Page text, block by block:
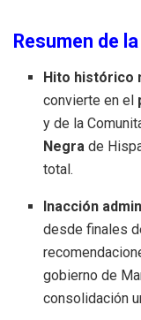
Resumen de
Hito histórico
convierte en el
y de la
Negra de
total.
Inacción
desde finales
gobierno de
consolidación